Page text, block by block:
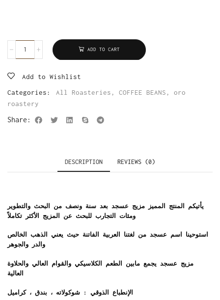
ADD TO CART
Add to Wishlist
Categories:
All Roasteries , COFFEE BEANS , oro
roastery
Share:
DESCRIPTION REVIEWS (0)
يأتيكم المنتج المميز مزيج عسجد بعد سنة ونصف من البحث والتطوير
ومئات التجارب للبحث عن المزيج الأكثر تكاملاً
استوحينا اسم عسجد من لغتنا العربية الفاتنة حيث يعني الذهب الخالص
والدر والجوهر
مزيج عسجد يجمع مابين الطعم الكلاسيكي والقوام العالي والحلاوة
العالية
الإنطباع الذوقي : شوكولاته ، بندق ، كراميل